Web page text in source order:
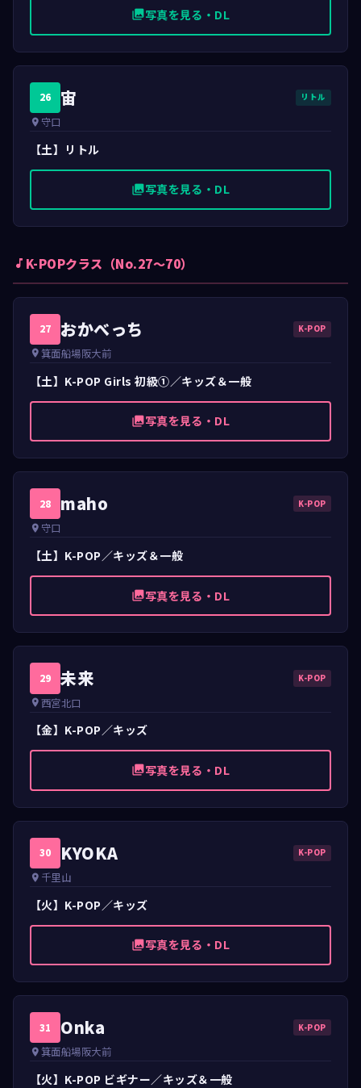
photo_library写真を見る・DL
26 宙 リトル
place 守口
【土】リトル
photo_library写真を見る・DL
music_note K-POPクラス（No.27〜70）
27 おかべっち K-POP
place 箕面船場阪大前
【土】K-POP Girls 初級①／キッズ＆一般
photo_library写真を見る・DL
28 maho K-POP
place 守口
【土】K-POP／キッズ＆一般
photo_library写真を見る・DL
29 未来 K-POP
place 西宮北口
【金】K-POP／キッズ
photo_library写真を見る・DL
30 KYOKA K-POP
place 千里山
【火】K-POP／キッズ
photo_library写真を見る・DL
31 Onka K-POP
place 箕面船場阪大前
【火】K-POP ビギナー／キッズ＆一般